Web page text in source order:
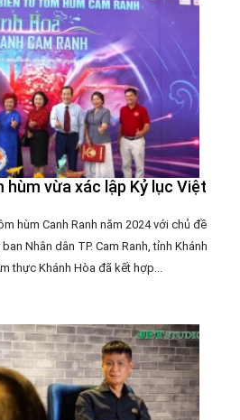
hùm vừa xác lập Kỷ lục Việt
hùm Canh Ranh năm 2024 với chủ đề
Nhân dân TP. Cam Ranh, tỉnh Khánh
thực Khánh Hòa đã kết hợp...